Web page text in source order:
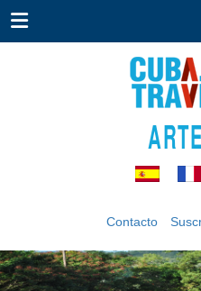
Contacto